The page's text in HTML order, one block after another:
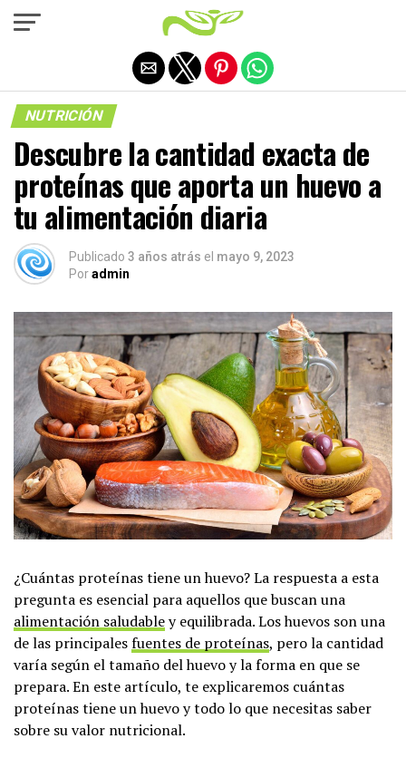
NUTRICIÓN
Descubre la cantidad exacta de
proteínas que aporta un huevo a
tu alimentación diaria
Publicado 3 años atrás el mayo 9, 2023
Poradmin
¿Cuántas proteínas tiene un huevo? La respuesta a esta
pregunta es esencial para aquellos que buscan una
alimentación saludabley equilibrada. Los huevos son una
de las principalesfuentes de proteínas, pero la cantidad
varía según el tamaño del huevo y la forma en que se
prepara. En este artículo, te explicaremos cuántas
proteínas tiene un huevo y todo lo que necesitas saber
sobre su valor nutricional.
Salir de la versión móvil